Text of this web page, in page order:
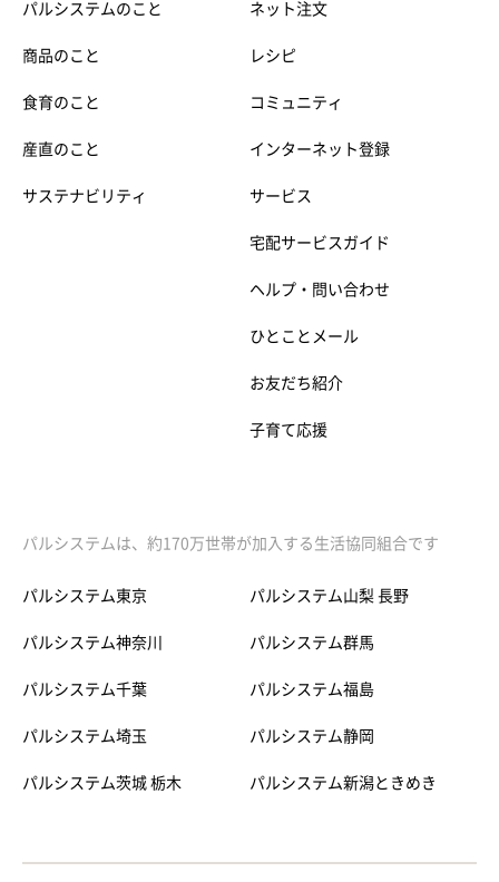
パルシステムのこと
商品のこと
食育のこと
産直のこと
サステナビリティ
ネット注文
レシピ
コミュニティ
インターネット登録
サービス
宅配サービスガイド
ヘルプ・問い合わせ
ひとことメール
お友だち紹介
子育て応援
パルシステムは、約170万世帯が加入する生活協同組合です
パルシステム東京
パルシステム神奈川
パルシステム千葉
パルシステム埼玉
パルシステム茨城 栃木
パルシステム山梨 長野
パルシステム群馬
パルシステム福島
パルシステム静岡
パルシステム新潟ときめき